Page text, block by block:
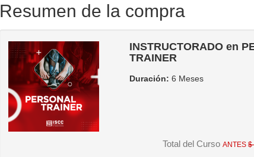
Resumen de la compra
INSTRUCTORADO en
TRAINER
Duración: 6 Meses
Total del Curso ANTES $